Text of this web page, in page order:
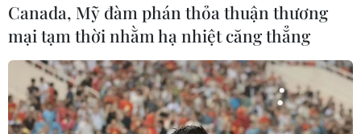
Canada, Mỹ đàm phán thỏa thuận thương
mại tạm thời nhằm hạ nhiệt căng thẳng